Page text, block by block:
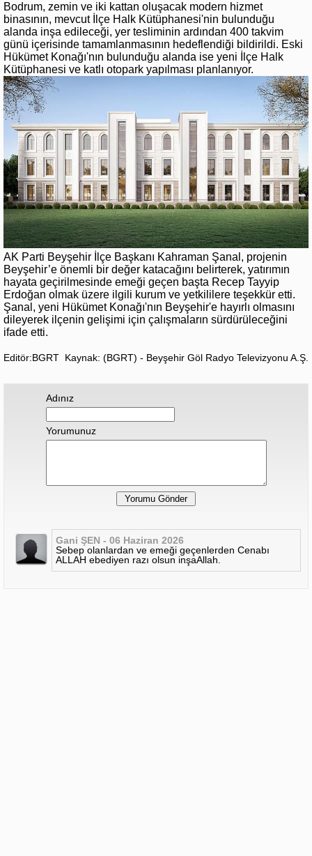
Bodrum, zemin ve iki kattan oluşacak modern hizmet
binasının, mevcut İlçe Halk Kütüphanesi'nin bulunduğu
alanda inşa edileceği, yer tesliminin ardından 400 takvim
günü içerisinde tamamlanmasının hedeflendiği bildirildi. Eski
Hükümet Konağı'nın bulunduğu alanda ise yeni İlçe Halk
Kütüphanesi ve katlı otopark yapılması planlanıyor.
AK Parti Beyşehir İlçe Başkanı Kahraman Şanal, projenin
Beyşehir’e önemli bir değer katacağını belirterek, yatırımın
hayata geçirilmesinde emeği geçen başta Recep Tayyip
Erdoğan olmak üzere ilgili kurum ve yetkililere teşekkür etti.
Şanal, yeni Hükümet Konağı'nın Beyşehir'e hayırlı olmasını
dileyerek ilçenin gelişimi için çalışmaların sürdürüleceğini
ifade etti.
Editör:BGRT Kaynak: (BGRT) - Beyşehir Göl Radyo Televizyonu A.Ş.
Adınız
Yorumunuz
Gani ŞEN - 06 Haziran 2026
Sebep olanlardan ve emeği geçenlerden Cenabı
ALLAH ebediyen razı olsun inşaAllah.